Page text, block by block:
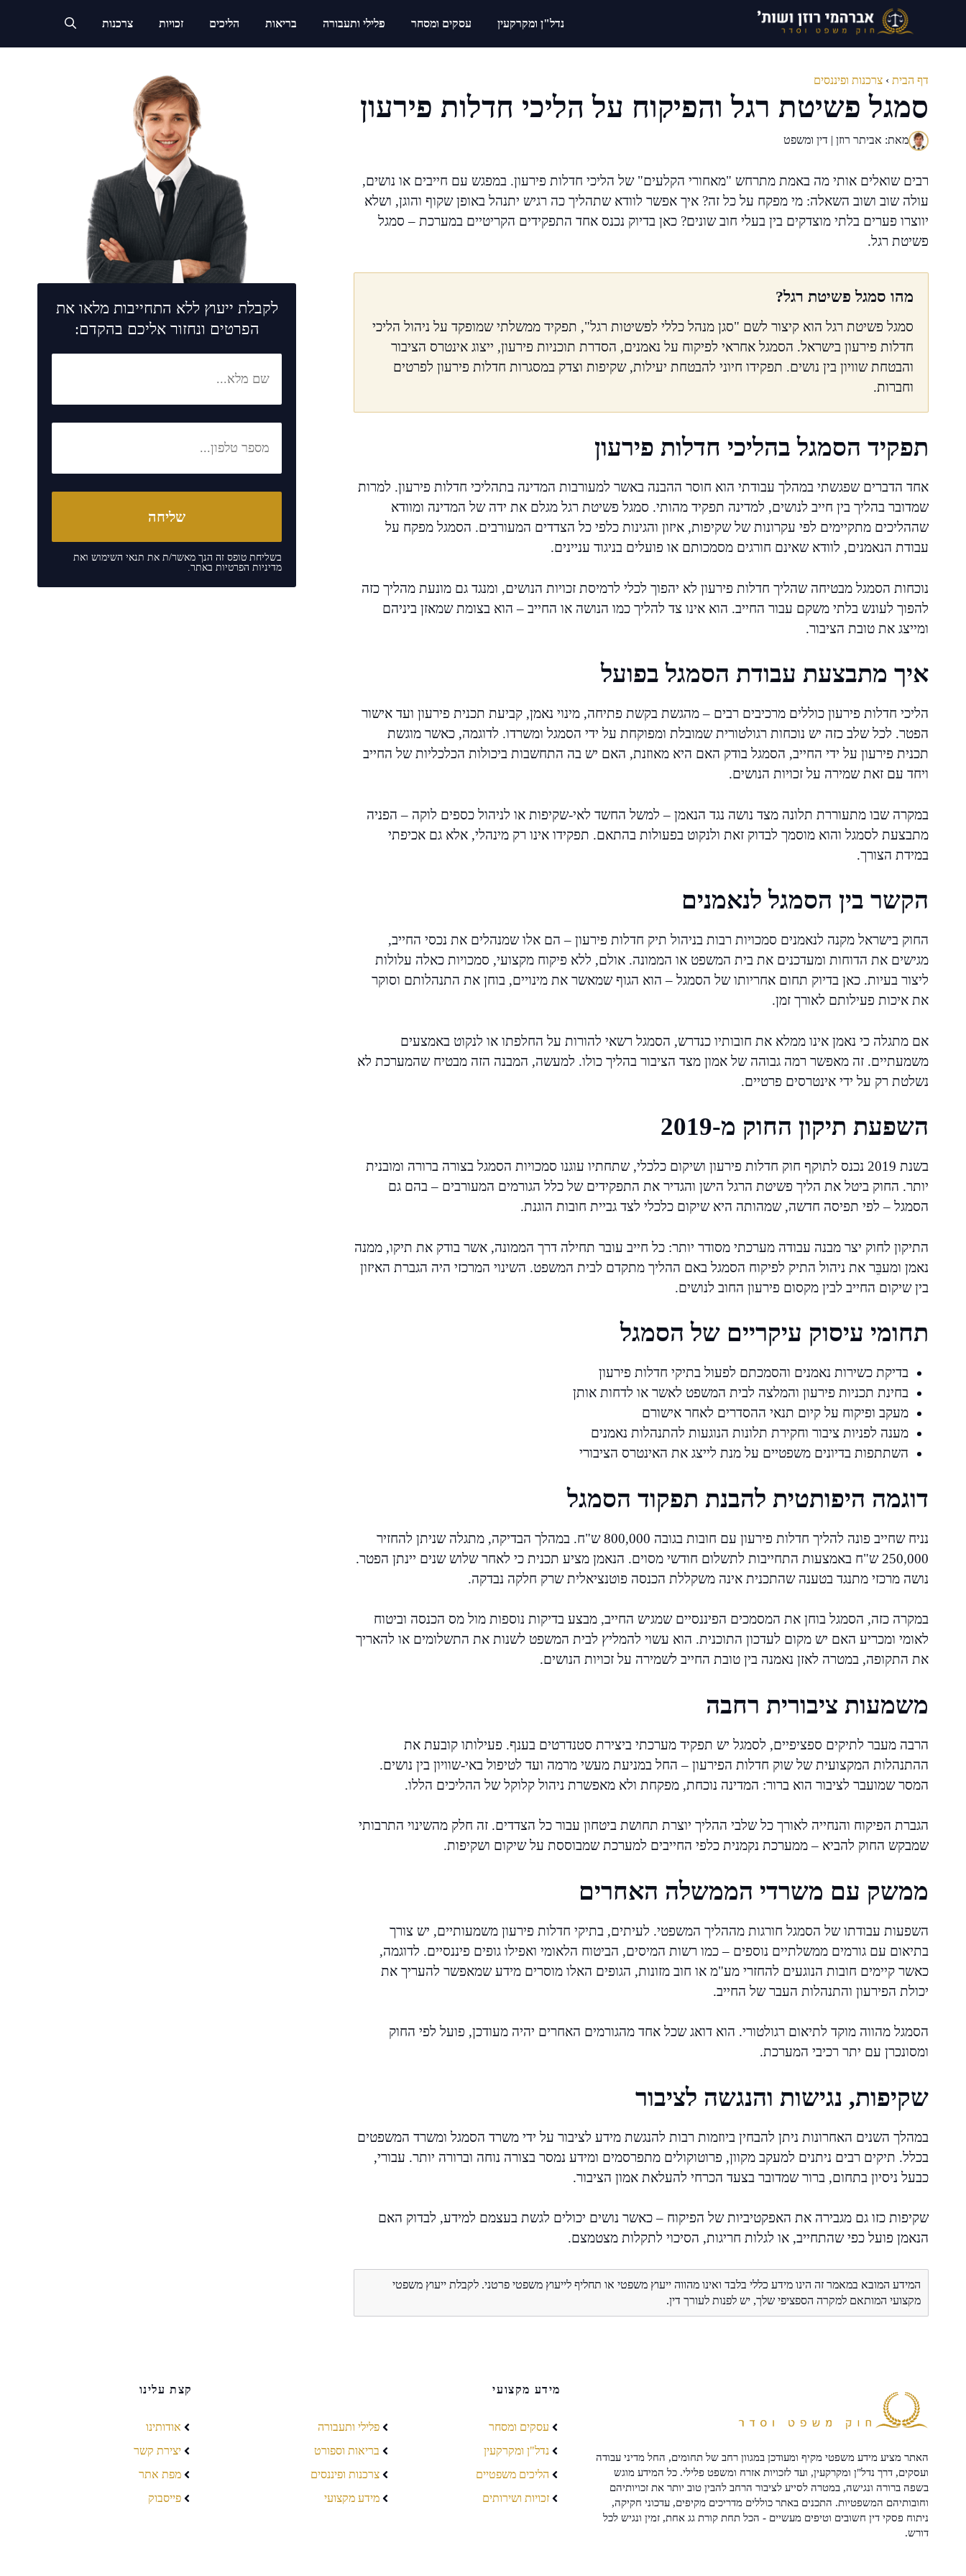
נדל"ן ומקרקעין עסקים ומסחר פלילי ותעבורה בריאות הליכים זכויות צרכנות
דף הבית › צרכנות ופיננסים
סמגל פשיטת רגל והפיקוח על הליכי חדלות פירעון
מאת: אביתר רוזן | דין ומשפט
רבים שואלים אותי מה באמת מתרחש "מאחורי הקלעים" של הליכי חדלות פירעון. במפגש עם חייבים או נושים,
עולה שוב ושוב השאלה: מי מפקח על כל זה? איך אפשר לוודא שתהליך כה רגיש יתנהל באופן שקוף והוגן, ושלא
יווצרו פערים בלתי מוצדקים בין בעלי חוב שונים? כאן בדיוק נכנס אחד התפקידים הקריטיים במערכת – סמגל
פשיטת רגל.
מהו סמגל פשיטת רגל?
סמגל פשיטת רגל הוא קיצור לשם "סגן מנהל כללי לפשיטות רגל", תפקיד ממשלתי שמופקד על ניהול הליכי
חדלות פירעון בישראל. הסמגל אחראי לפיקוח על נאמנים, הסדרת תוכניות פירעון, ייצוג אינטרס הציבור
והבטחת שוויון בין נושים. תפקידו חיוני להבטחת יעילות, שקיפות וצדק במסגרות חדלות פירעון לפרטים
וחברות.
תפקיד הסמגל בהליכי חדלות פירעון
אחד הדברים שפגשתי במהלך עבודתי הוא חוסר ההבנה באשר למעורבות המדינה בתהליכי חדלות פירעון. למרות
שמדובר בהליך בין חייב לנושים, למדינה תפקיד מהותי. סמגל פשיטת רגל מגלם את ידה של המדינה ומוודא
שההליכים מתקיימים לפי עקרונות של שקיפות, איזון והגינות כלפי כל הצדדים המעורבים. הסמגל מפקח על
עבודת הנאמנים, לוודא שאינם חורגים מסמכותם או פועלים בניגוד עניינים.
נוכחות הסמגל מבטיחה שהליך חדלות פירעון לא יהפוך לכלי לרמיסת זכויות הנושים, ומנגד גם מונעת מהליך כזה
להפוך לעונש בלתי משקם עבור החייב. הוא אינו צד להליך כמו הנושה או החייב – הוא בצומת שמאזן ביניהם
ומייצג את טובת הציבור.
איך מתבצעת עבודת הסמגל בפועל
הליכי חדלות פירעון כוללים מרכיבים רבים – מהגשת בקשת פתיחה, מינוי נאמן, קביעת תכנית פירעון ועד אישור
הפטר. לכל שלב כזה יש נוכחות רגולטורית שמובלת ומפוקחת על ידי הסמגל ומשרדו. לדוגמה, כאשר מוגשת
תכנית פירעון על ידי החייב, הסמגל בודק האם היא מאוזנת, האם יש בה התחשבות ביכולות הכלכליות של החייב
ויחד עם זאת שמירה על זכויות הנושים.
במקרה שבו מתעוררת תלונה מצד נושה נגד הנאמן – למשל החשד לאי-שקיפות או לניהול כספים לוקה – הפניה
מתבצעת לסמגל והוא מוסמך לבדוק זאת ולנקוט בפעולות בהתאם. תפקידו אינו רק מינהלי, אלא גם אכיפתי
במידת הצורך.
הקשר בין הסמגל לנאמנים
החוק בישראל מקנה לנאמנים סמכויות רבות בניהול תיק חדלות פירעון – הם אלו שמנהלים את נכסי החייב,
מגישים את הדוחות ומעדכנים את בית המשפט או הממונה. אולם, ללא פיקוח מקצועי, סמכויות כאלה עלולות
ליצור בעיות. כאן בדיוק תחום אחריותו של הסמגל – הוא הגוף שמאשר את מינויים, בוחן את התנהלותם וסוקר
את איכות פעילותם לאורך זמן.
אם מתגלה כי נאמן אינו ממלא את חובותיו כנדרש, הסמגל רשאי להורות על החלפתו או לנקוט באמצעים
משמעתיים. זה מאפשר רמה גבוהה של אמון מצד הציבור בהליך כולו. למעשה, המבנה הזה מבטיח שהמערכת לא
נשלטת רק על ידי אינטרסים פרטיים.
השפעת תיקון החוק מ-2019
בשנת 2019 נכנס לתוקף חוק חדלות פירעון ושיקום כלכלי, שתחתיו עוגנו סמכויות הסמגל בצורה ברורה ומובנית
יותר. החוק ביטל את הליך פשיטת הרגל הישן והגדיר את התפקידים של כלל הגורמים המעורבים – בהם גם
הסמגל – לפי תפיסה חדשה, שמהותה היא שיקום כלכלי לצד גביית חובות הוגנת.
התיקון לחוק יצר מבנה עבודה מערכתי מסודר יותר: כל חייב עובר תחילה דרך הממונה, אשר בודק את תיקו, ממנה
נאמן ומעבֵּר את ניהול התיק לפיקוח הסמגל באם ההליך מתקדם לבית המשפט. השינוי המרכזי היה הגברת האיזון
בין שיקום החייב לבין מקסום פירעון החוב לנושים.
תחומי עיסוק עיקריים של הסמגל
בדיקת כשירות נאמנים והסמכתם לפעול בתיקי חדלות פירעון
בחינת תכניות פירעון והמלצה לבית המשפט לאשר או לדחות אותן
מעקב ופיקוח על קיום תנאי ההסדרים לאחר אישורם
מענה לפניות ציבור וחקירת תלונות הנוגעות להתנהלות נאמנים
השתתפות בדיונים משפטיים על מנת לייצג את האינטרס הציבורי
דוגמה היפותטית להבנת תפקוד הסמגל
נניח שחייב פונה להליך חדלות פירעון עם חובות בגובה 800,000 ש"ח. במהלך הבדיקה, מתגלה שניתן להחזיר
250,000 ש"ח באמצעות התחייבות לתשלום חודשי מסוים. הנאמן מציע תכנית כי לאחר שלוש שנים יינתן הפטר.
נושה מרכזי מתנגד בטענה שהתכנית אינה משקללת הכנסה פוטנציאלית שרק חלקה נבדקה.
במקרה כזה, הסמגל בוחן את המסמכים הפיננסיים שמגיש החייב, מבצע בדיקות נוספות מול מס הכנסה וביטוח
לאומי ומכריע האם יש מקום לעדכון התוכנית. הוא עשוי להמליץ לבית המשפט לשנות את התשלומים או להאריך
את התקופה, במטרה לאזן נאמנה בין טובת החייב לשמירה על זכויות הנושים.
משמעות ציבורית רחבה
הרבה מעבר לתיקים ספציפיים, לסמגל יש תפקיד מערכתי ביצירת סטנדרטים בענף. פעילותו קובעת את
ההתנהלות המקצועית של שוק חדלות הפירעון – החל במניעת מעשי מרמה ועד לטיפול באי-שוויון בין נושים.
המסר שמועבר לציבור הוא ברור: המדינה נוכחת, מפקחת ולא מאפשרת ניהול קלוקל של ההליכים הללו.
הגברת הפיקוח והנחייה לאורך כל שלבי ההליך יוצרת תחושת ביטחון עבור כל הצדדים. זה חלק מהשינוי התרבותי
שמבקש החוק להביא – ממערכת נקמנית כלפי החייבים למערכת שמבוססת על שיקום ושקיפות.
ממשק עם משרדי הממשלה האחרים
השפעות עבודתו של הסמגל חורגות מההליך המשפטי. לעיתים, בתיקי חדלות פירעון משמעותיים, יש צורך
בתיאום עם גורמים ממשלתיים נוספים – כמו רשות המיסים, הביטוח הלאומי ואפילו גופים פיננסיים. לדוגמה,
כאשר קיימים חובות הנוגעים להחזרי מע"מ או חוב מזונות, הגופים האלו מוסרים מידע שמאפשר להעריך את
יכולת הפירעון והתנהלות העבר של החייב.
הסמגל מהווה מוקד לתיאום רגולטורי. הוא דואג שכל אחד מהגורמים האחרים יהיה מעודכן, פועל לפי החוק
ומסונכרן עם יתר רכיבי המערכת.
שקיפות, נגישות והנגשה לציבור
במהלך השנים האחרונות ניתן להבחין ביוזמות רבות להנגשת מידע לציבור על ידי משרד הסמגל ומשרד המשפטים
בכלל. תיקים רבים ניתנים למעקב מקוון, פרוטוקולים מתפרסמים ומידע נמסר בצורה נוחה וברורה יותר. עבורי,
כבעל ניסיון בתחום, ברור שמדובר בצעד הכרחי להעלאת אמון הציבור.
שקיפות כזו גם מגבירה את האפקטיביות של הפיקוח – כאשר נושים יכולים לגשת בעצמם למידע, לבדוק האם
הנאמן פועל כפי שהתחייב, או לגלות חריגות, הסיכוי לתקלות מצטמצם.
המידע המובא במאמר זה הינו מידע כללי בלבד ואינו מהווה ייעוץ משפטי או תחליף לייעוץ משפטי פרטני. לקבלת ייעוץ משפטי
מקצועי המותאם למקרה הספציפי שלך, יש לפנות לעורך דין.
לקבלת ייעוץ ללא התחייבות מלאו את
הפרטים ונחזור אליכם בהקדם:
בשליחת טופס זה הנך מאשר/ת את תנאי השימושואת
מדיניות הפרטיותבאתר.
האתר מציע מידע משפטי מקיף ומעודכן במגוון רחב של תחומים, החל מדיני עבודה
ועסקים, דרך נדל"ן ומקרקעין, ועד לזכויות אזרח ומשפט פלילי. כל המידע מוגש
בשפה ברורה ונגישה, במטרה לסייע לציבור הרחב להבין טוב יותר את זכויותיהם
וחובותיהם המשפטיות. התכנים באתר כוללים מדריכים מקיפים, עדכוני חקיקה,
ניתוח פסקי דין חשובים וטיפים מעשיים - הכל תחת קורת גג אחת, זמין ונגיש לכל
דורש.
מידע מקצועי
עסקים ומסחר
נדל"ן ומקרקעין
הליכים משפטיים
זכויות ושירותים
פלילי ותעבורה
בריאות וספורט
צרכנות ופיננסים
מידע מקצועי
קצת עלינו
אודותינו
יצירת קשר
מפת אתר
פייסבוק